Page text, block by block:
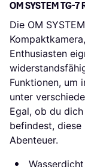
OM SYSTEM TG-
Die OM
Enthusiasten
Funktionen, um
unter
Egal, ob du
befindest,
Abenteuer.